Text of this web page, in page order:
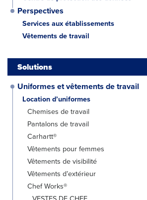
Perspectives
Services aux établissements
Vêtements de travail
Solutions
Uniformes et vêtements de travail
Location d’uniformes
Chemises de travail
Pantalons de travail
Carhartt®
Vêtements pour femmes
Vêtements de visibilité
Vêtements d’extérieur
Chef Works®